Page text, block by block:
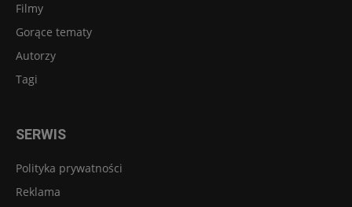
Filmy
Gorące tematy
Autorzy
Tagi
SERWIS
Polityka prywatności
Reklama